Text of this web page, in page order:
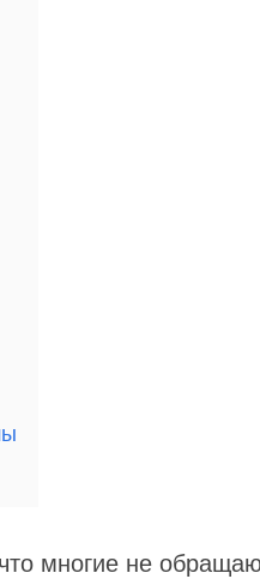
многие не